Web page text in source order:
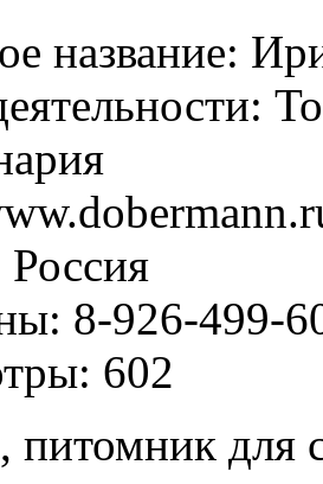
название:
Россия
8-926-499-
602
питомник для